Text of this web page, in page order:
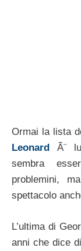
Ormai la lista
Leonard
Ã¨
sembra
problemini,
spettacolo
L’ultima di
anni che dice